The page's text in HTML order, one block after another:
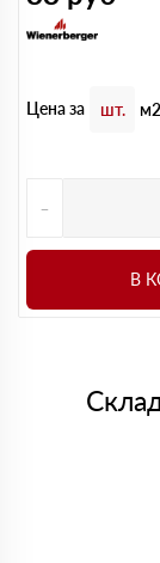
Цена за шт. м2
-
В